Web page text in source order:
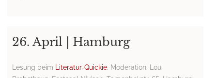
26. April | Hamburg
Lesung beim Literatur-Quickie. Moderation: Lou